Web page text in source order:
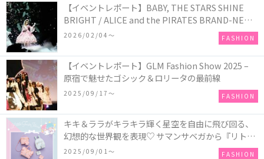
【イベントレポート】BABY, THE STARS SHINE
BRIGHT / ALICE and the PIRATES BRAND-NEW
COLLECTION in TOKYO
2026/02/04〜 FASHION
【イベントレポート】GLM Fashion Show 2025 –
原宿で魅せたゴシック＆ロリータの最前線
2025/09/17〜 FASHION
キキ＆ララがキラキラ輝く星空を自由に飛び回る、
幻想的な世界観を表現♡ サマンサベガから『リトル
ツインスターズ』50周年アニバーサリーイヤー』を
2025/09/01〜 FASHION